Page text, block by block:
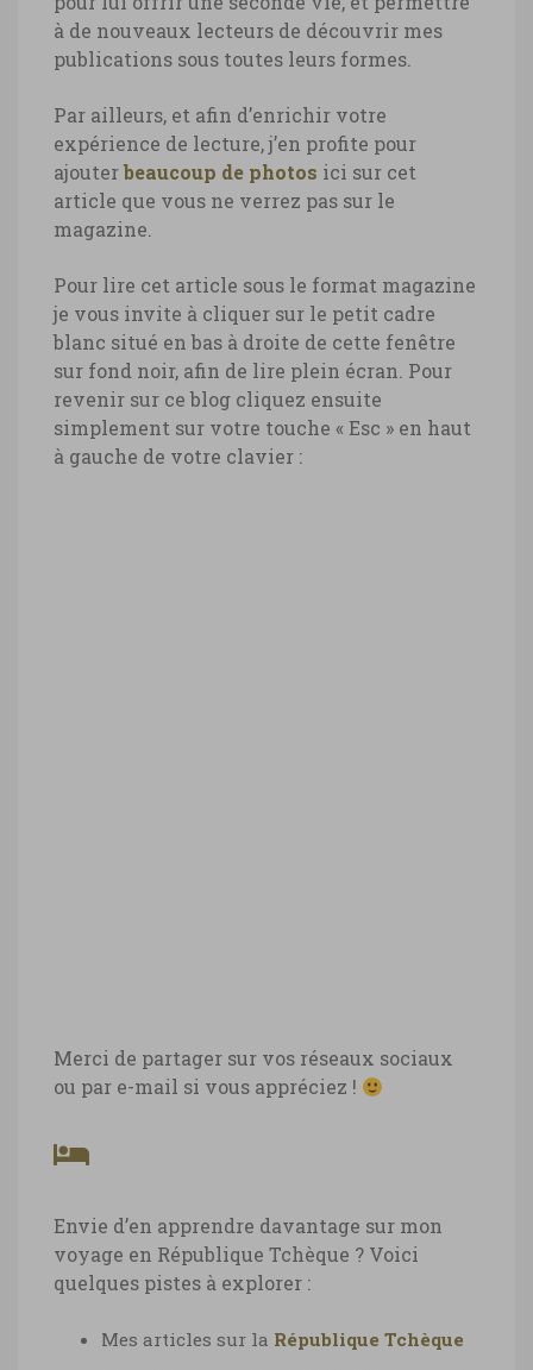
à de nouveaux lecteurs de découvrir mes
publications sous toutes leurs formes.
Par ailleurs, et afin d’enrichir votre
expérience de lecture, j’en profite pour
ajouterbeaucoup de photos ici sur cet
article que vous ne verrez pas sur le
magazine.
Pour lire cet article sous le format magazine
je vous invite à cliquer sur le petit cadre
blanc situé en bas à droite de cette fenêtre
sur fond noir, afin de lire plein écran. Pour
revenir sur ce blog cliquez ensuite
simplement sur votre touche « Esc » en haut
à gauche de votre clavier :
Merci de partager sur vos réseaux sociaux
ou par e-mail si vous appréciez !
Envie d’en apprendre davantage sur mon
voyage en République Tchèque ? Voici
quelques pistes à explorer :
Mes articles sur la République Tchèque